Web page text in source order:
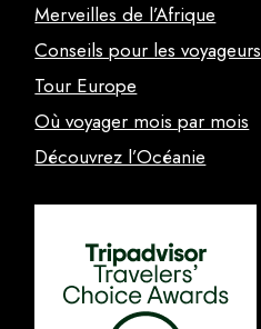
Merveilles de l’Afrique
Conseils pour les voyageurs
Tour Europe
Où voyager mois par mois
Découvrez l’Océanie